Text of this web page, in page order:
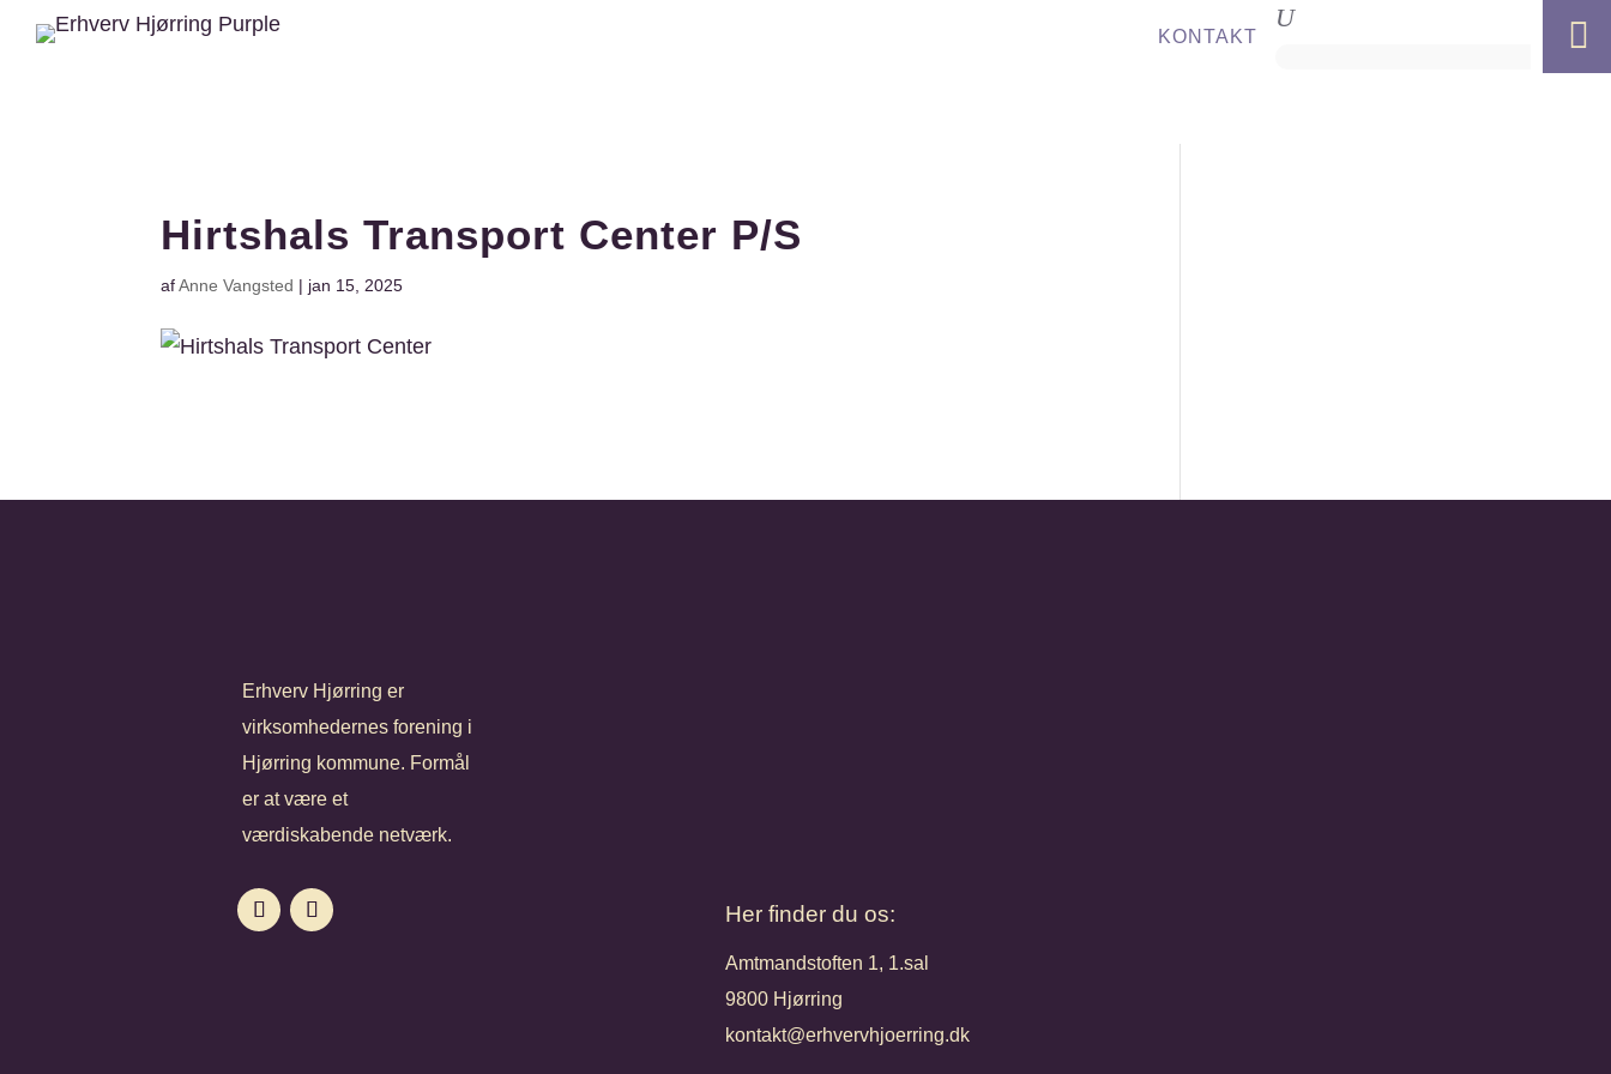
KONTAKT 
Hirtshals Transport Center P/S
afAnne Vangsted | jan 15, 2025
Erhverv Hjørring er
virksomhedernes forening i
Hjørring kommune. Formål
er at være et
værdiskabende netværk.
Her finder du os:
Amtmandstoften 1, 1.sal
9800 Hjørring
kontakt@erhvervhjoerring.dk